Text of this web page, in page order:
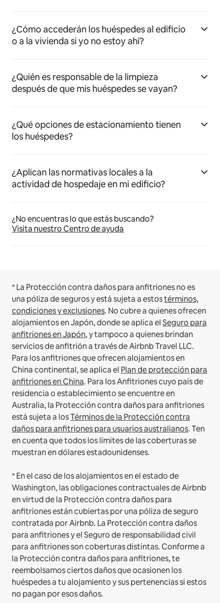
¿Cómo accederán los huéspedes al edificio
o a la vivienda si yo no estoy ahí?
¿Quién es responsable de la limpieza
después de que mis huéspedes se vayan?
¿Qué opciones de estacionamiento tienen
los huéspedes?
¿Aplican las normativas locales a la
actividad de hospedaje en mi edificio?
¿No encuentras lo que estás buscando?
Visita nuestro Centro de ayuda
* La Protección contra daños para anfitriones no es
una póliza de seguros y está sujeta a estostérminos,
condiciones y exclusiones. No cubre a quienes ofrecen
alojamientos en Japón, donde se aplica elSeguro para
anfitriones en Japón, y tampoco a quienes brindan
servicios de anfitrión a través de Airbnb Travel LLC.
Para los anfitriones que ofrecen alojamientos en
China continental, se aplica el Plan de protección para
anfitriones en China. Para los Anfitriones cuyo país de
residencia o establecimiento se encuentre en
Australia, la Protección contra daños para anfitriones
está sujeta a losTérminos de la Protección contra
daños para anfitriones para usuarios australianos. Ten
en cuenta que todos los límites de las coberturas se
muestran en dólares estadounidenses.
* En el caso de los alojamientos en el estado de
Washington, las obligaciones contractuales de Airbnb
en virtud de la Protección contra daños para
anfitriones están cubiertas por una póliza de seguro
contratada por Airbnb. La Protección contra daños
para anfitriones y el Seguro de responsabilidad civil
para anfitriones son coberturas distintas. Conforme a
la Protección contra daños para anfitriones, te
reembolsamos ciertos daños que ocasionen los
huéspedes a tu alojamiento y sus pertenencias si estos
no pagan por esos daños.